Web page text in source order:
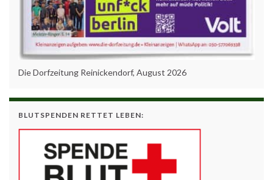
Die Dorfzeitung Reinickendorf, August 2026
BLUTSPENDEN RETTET LEBEN: